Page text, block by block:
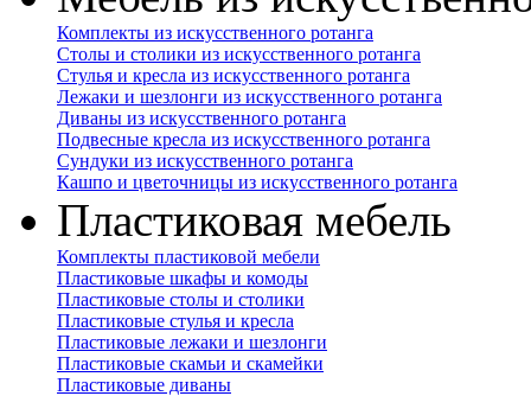
Комплекты из искусственного ротанга
Столы и столики из искусственного ротанга
Стулья и кресла из искусственного ротанга
Лежаки и шезлонги из искусственного ротанга
Диваны из искусственного ротанга
Подвесные кресла из искусственного ротанга
Сундуки из искусственного ротанга
Кашпо и цветочницы из искусственного ротанга
Пластиковая мебель
Комплекты пластиковой мебели
Пластиковые шкафы и комоды
Пластиковые столы и столики
Пластиковые стулья и кресла
Пластиковые лежаки и шезлонги
Пластиковые скамьи и скамейки
Пластиковые диваны